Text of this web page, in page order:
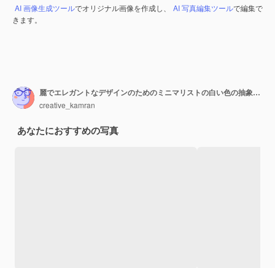
AI 画像生成ツールでオリジナル画像を作成し、 AI 写真編集ツールで編集で
きます。
麗でエレガントなデザインのためのミニマリストの白い色の抽象的な背景
creative_kamran
あなたにおすすめの写真